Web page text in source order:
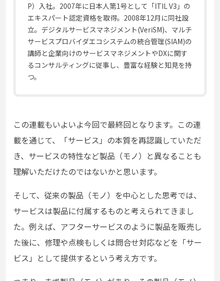
P）入社。2007年に日本人第1号として「ITIL V3」の
エキスパート認定資格を取得。2008年12月に同社設
立。デジタルサービスマネジメント(VeriSM)、マルチ
サービスプロバイダエコシステムの統合管理(SIAM)の
講師と企業向けのサービスマネジメントやDXに関す
るコンサルティングに従事し、豊富な経験と知見を持
つ。
この連載もいよいよ今回で最終回となります。この連
載を通じて、「サービス」の本質を再認識していただ
き、サービスの特性など製品（モノ）と異なることも
理解いただけたのではないかと思います。
そして、従来の製品（モノ）を中心とした思考では、
サービスは製品に付属するものと考えられてきまし
た。例えば、アフターサービスのように製品を販売し
た後に、修理や点検もしくは問合せ対応などを「サー
ビス」として提供するという考え方です。